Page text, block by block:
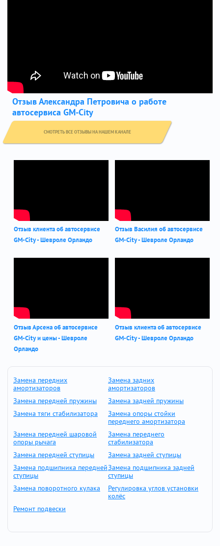
Отзыв Александра Петровича о работе
автосервиса GM-City
СМОТРЕТЬ ВСЕ ОТЗЫВЫ НА НАШЕМ КАНАЛЕ
Отзыв клиента об автосервисе
GM-City - Шевроле Орландо
Отзыв Василия об автосервисе
GM-City - Шевроле Орландо
Отзыв Арсена об автосервисе
GM-City и цены - Шевроле
Орландо
Отзыв клиента об автосервисе
GM-City - Шевроле Орландо
Замена передних
амортизаторов
Замена задних
амортизаторов
Замена передней пружины
Замена задней пружины
Замена тяги стабилизатора
Замена опоры стойки
переднего амортизатора
Замена передней шаровой
опоры рычага
Замена переднего
стабилизатора
Замена передней ступицы
Замена задней ступицы
Замена подшипника передней
ступицы
Замена подшипника задней
ступицы
Замена поворотного кулака
Регулировка углов установки
колёс
Ремонт подвески